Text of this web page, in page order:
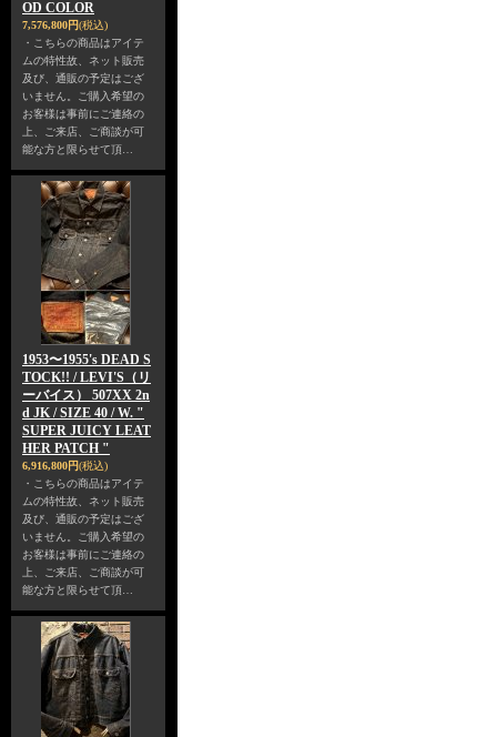
OD COLOR
7,576,800円(税込)
・こちらの商品はアイテ
ムの特性故、ネット販売
及び、通販の予定はござ
いません。ご購入希望の
お客様は事前にご連絡の
上、ご来店、ご商談が可
能な方と限らせて頂…
1953〜1955's DEAD S
TOCK!! / LEVI'S（リ
ーバイス） 507XX 2n
d JK / SIZE 40 / W. "
SUPER JUICY LEAT
HER PATCH "
6,916,800円(税込)
・こちらの商品はアイテ
ムの特性故、ネット販売
及び、通販の予定はござ
いません。ご購入希望の
お客様は事前にご連絡の
上、ご来店、ご商談が可
能な方と限らせて頂…